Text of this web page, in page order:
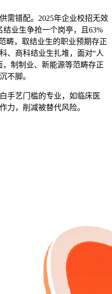
错配。2025年企业校招无效
业生争抢一个岗亭，且63%
畴，取结业生的职业预期存正
、商科结业生扎堆，面对“人
制制业、新能源等范畴存正
不脚。
艺门槛的专业，如临床医
力，削减被替代风险。